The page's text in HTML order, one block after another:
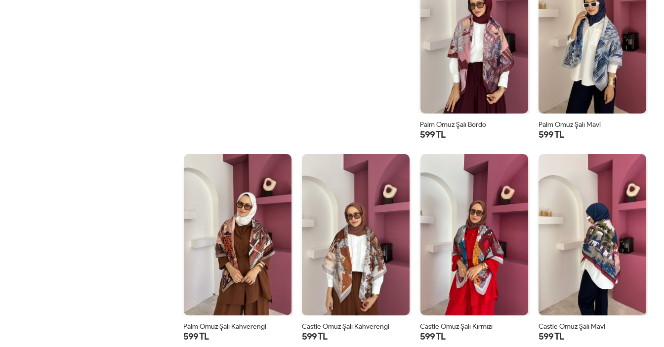
STD
Palm Omuz Şalı Bordo
599 TL
STD
Palm Omuz Şalı Mavi
599 TL
Palm Omuz Şalı Kahverengi
599 TL
Castle Omuz Şalı Kahverengi
599 TL
Castle Omuz Şalı Kırmızı
599 TL
Castle Omuz Şalı Mavi
599 TL